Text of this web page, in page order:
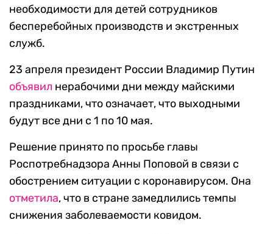
необходимости для детей сотрудников
бесперебойных производств и экстренных
служб.
23 апреля президент России Владимир Путин
объявил нерабочими дни между майскими
праздниками, что означает, что выходными
будут все дни с 1 по 10 мая.
Решение принято по просьбе главы
Роспотребнадзора Анны Поповой в связи с
обострением ситуации с коронавирусом. Она
отметила, что в стране замедлились темпы
снижения заболеваемости ковидом.